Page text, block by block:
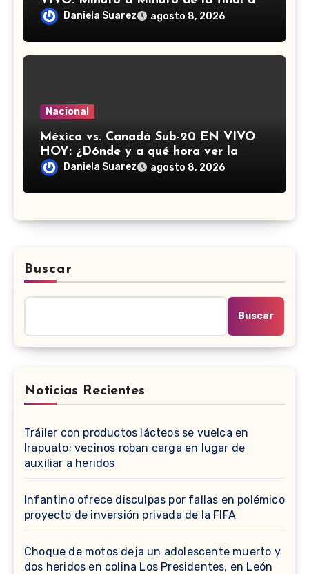
los Juegos Centroamericanos y del
Caribe
Daniela Suarez agosto 8, 2026
Nacional
México vs. Canadá Sub-20 EN VIVO
HOY: ¿Dónde y a qué hora ver la
semifinal del Campeonato de
Daniela Suarez agosto 8, 2026
Buscar
Buscar
Noticias Recientes
Tráiler con productos lácteos se vuelca en
Irapuato; vecinos roban carga en lugar de
auxiliar a heridos
Infantino ofrece disculpas por fallas en polémico
proyecto de inversión privada de la FIFA
Choque de motos deja un adolescente muerto y
dos heridos en colina Los Presidentes, en León